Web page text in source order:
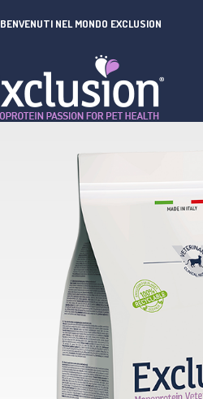
BENVENUTI NEL MONDO EXCLUSION